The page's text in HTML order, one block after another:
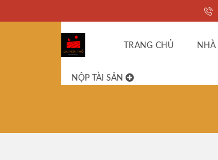
TRANG CHỦ NHÀ
NỘP TÀI SẢN